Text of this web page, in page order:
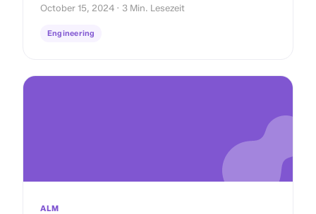
October 15, 2024 · 3 Min. Lesezeit
Engineering
ALM